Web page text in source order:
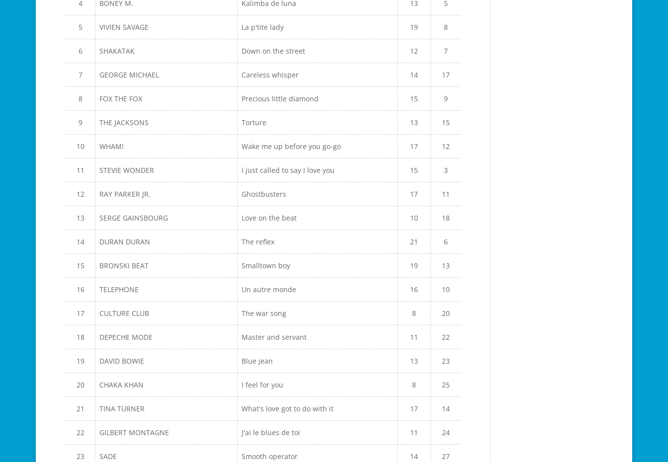
4 BONEY M. Kalimba de luna 13 5
5 VIVIEN SAVAGE La p'tite lady 19 8
6 SHAKATAK Down on the street 12 7
7 GEORGE MICHAEL Careless whisper 14 17
8 FOX THE FOX Precious little diamond 15 9
9 THE JACKSONS Torture 13 15
10 WHAM! Wake me up before you go-go 17 12
11 STEVIE WONDER I just called to say I love you 15 3
12 RAY PARKER JR. Ghostbusters 17 11
13 SERGE GAINSBOURG Love on the beat 10 18
14 DURAN DURAN The reflex 21 6
15 BRONSKI BEAT Smalltown boy 19 13
16 TELEPHONE Un autre monde 16 10
17 CULTURE CLUB The war song 8 20
18 DEPECHE MODE Master and servant 11 22
19 DAVID BOWIE Blue jean 13 23
20 CHAKA KHAN I feel for you 8 25
21 TINA TURNER What's love got to do with it 17 14
22 GILBERT MONTAGNE J'ai le blues de toi 11 24
23 SADE Smooth operator 14 27